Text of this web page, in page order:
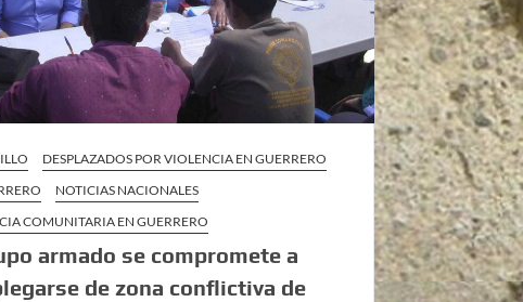
DESPLAZADOS POR VIOLENCIA EN GUERRERO
NOTICIAS NACIONALES
COMUNITARIA EN GUERRERO
armado se compromete a
de zona conflictiva de